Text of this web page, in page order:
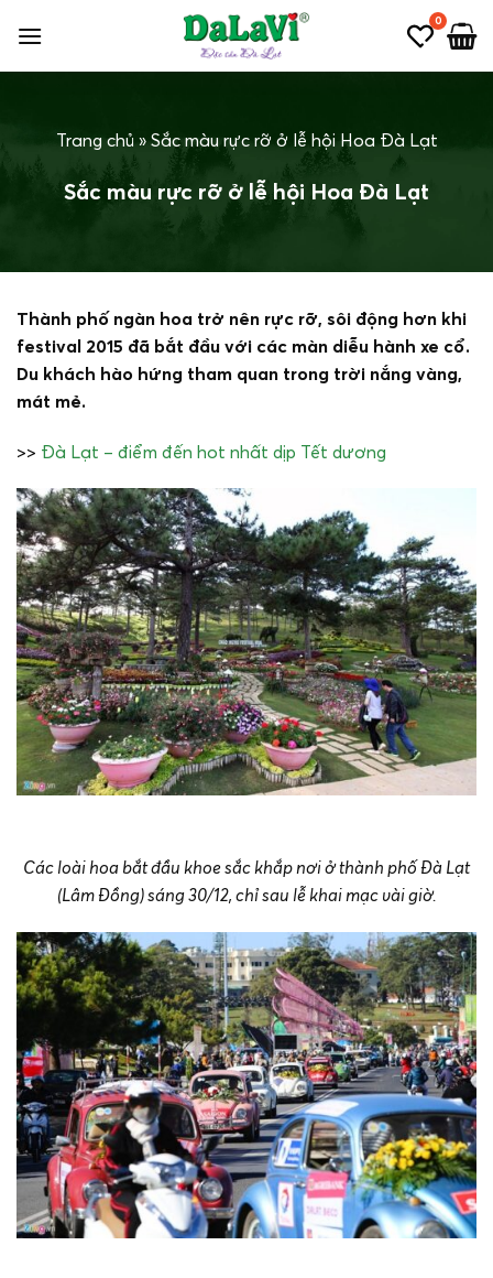
qua
nội
0
Trang chủ» Sắc màu rực rỡ ở lễ hội Hoa Đà Lạt
Sắc màu rực rỡ ở lễ hội Hoa Đà Lạt
Thành phố ngàn hoa trở nên rực rỡ, sôi động hơn khi
festival 2015 đã bắt đầu với các màn diễu hành xe cổ.
Du khách hào hứng tham quan trong trời nắng vàng,
mát mẻ.
>> Đà Lạt – điểm đến hot nhất dịp Tết dương
Các loài hoa bắt đầu khoe sắc khắp nơi ở thành phố Đà Lạt
(Lâm Đồng) sáng 30/12, chỉ sau lễ khai mạc vài giờ.